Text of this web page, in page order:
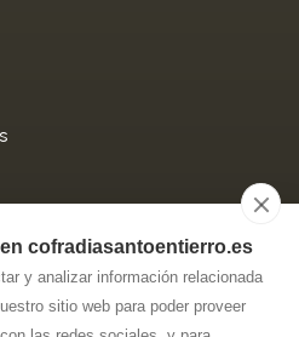
cofradiasantoentierro.es
y analizar información relacionada
sitio web para poder proveer
42300 El Burgo de Osma